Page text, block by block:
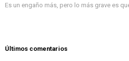
Es un engaño más, pero lo más grave es
Últimos comentarios